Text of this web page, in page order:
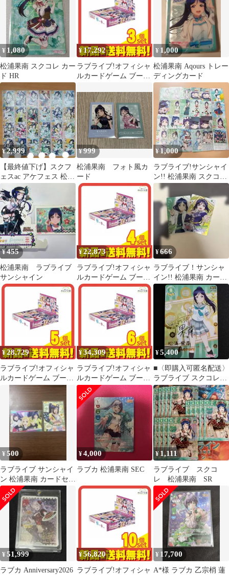
¥ 1,080
松浦果南 スクコレ カー
ド HR
¥17,292
ラブライブ!オフィシャ
ルカードゲーム ブース
MOMENT 10パック入
BOX 3個セット まとめ
売り
¥ 1,000
松浦果南 Aqours トレー
ディングカード
¥2,999
【最終値下げ】スクフ
ェスac アケフェス 松浦
果南 HR 全衣装セット
¥999
松浦果南 フォト風カ
ード
¥1,000
ラブライブ!サンシャイ
ン!! 松浦果南 スクコレ
カード
¥455
松浦果南 ラブライブ
サンシャイン
¥22,873
ラブライブ!オフィシャ
ルカードゲーム ブース
ターパック MELLOW
MOMENT 10パック入
BOX 4個セット まとめ
売り
¥666
ラブライブ！サンシャ
イン!! 松浦果南 カード
2枚セット
¥28,729
ラブライブ!オフィシャ
ルカードゲーム ブース
ターパック MELLOW
MOMENT 10パック入
BOX 5個セット まとめ
売り
¥34,309
ラブライブ!オフィシャ
ルカードゲーム ブース
ターパック MELLOW
MOMENT 10パック入
BOX 6個セット まとめ
売り
¥5,400
■〈即購入可匿名配送〉
ラブライブ スクコレ
Vol.04 SEC 果南
¥500
ラブライブ サンシャイ
ン 松浦果南 カードセッ
ト
¥4,000
ラブカ 松浦果南 SEC
¥1,111
ラブライブ スクコ
レ 松浦果南 SR
¥51,999
ラブカ Anniversary2026
¥56,820
ラブライブ!オフィシャ
¥ 17,700
A*様 ラブカ 乙宗梢 蓮